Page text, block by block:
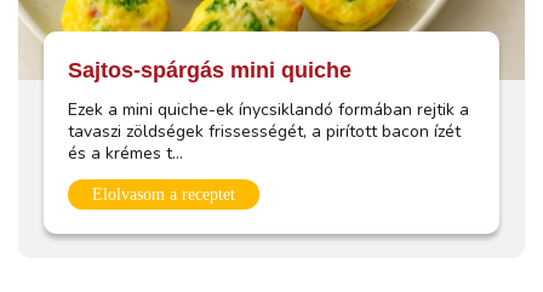
Sajtos-spárgás mini quiche
Ezek a mini quiche-ek ínycsiklandó formában rejtik a
tavaszi zöldségek frissességét, a pirított bacon ízét
és a krémes t...
Elolvasom a receptet